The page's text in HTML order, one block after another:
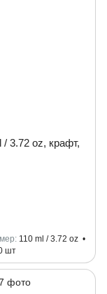
3.72 oz, крафт,
110 ml / 3.72 oz
шт